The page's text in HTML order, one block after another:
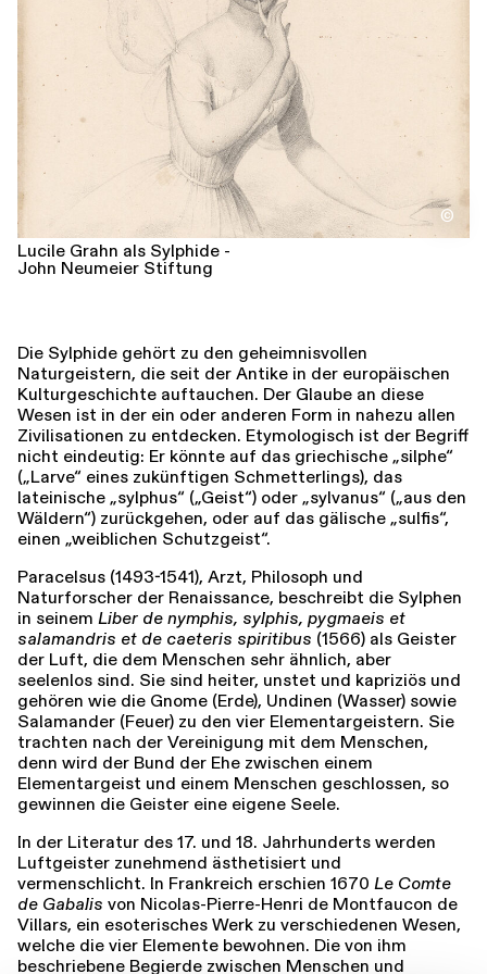
Führungen Jobs
©
Lucile Grahn als Sylphide -
John Neumeier Stiftung
Die Sylphide gehört zu den geheimnisvollen
Naturgeistern, die seit der Antike in der europäischen
Kulturgeschichte auftauchen. Der Glaube an diese
Wesen ist in der ein oder anderen Form in nahezu allen
Zivilisationen zu entdecken. Etymologisch ist der Begriff
nicht eindeutig: Er könnte auf das griechische „silphe“
(„Larve“ eines zukünftigen Schmetterlings), das
lateinische „sylphus“ („Geist“) oder „sylvanus“ („aus den
Wäldern“) zurückgehen, oder auf das gälische „sulfis“,
einen „weiblichen Schutzgeist“.
Paracelsus (1493-1541), Arzt, Philosoph und
Naturforscher der Renaissance, beschreibt die Sylphen
in seinem Liber de nymphis, sylphis, pygmaeis et
salamandris et de caeteris spiritibus (1566) als Geister
der Luft, die dem Menschen sehr ähnlich, aber
seelenlos sind. Sie sind heiter, unstet und kapriziös und
gehören wie die Gnome (Erde), Undinen (Wasser) sowie
Salamander (Feuer) zu den vier Elementargeistern. Sie
trachten nach der Vereinigung mit dem Menschen,
denn wird der Bund der Ehe zwischen einem
Elementargeist und einem Menschen geschlossen, so
gewinnen die Geister eine eigene Seele.
In der Literatur des 17. und 18. Jahrhunderts werden
Luftgeister zunehmend ästhetisiert und
vermenschlicht. In Frankreich erschien 1670 Le Comte
de Gabalis von Nicolas-Pierre-Henri de Montfaucon de
Villars, ein esoterisches Werk zu verschiedenen Wesen,
welche die vier Elemente bewohnen. Die von ihm
beschriebene Begierde zwischen Menschen und